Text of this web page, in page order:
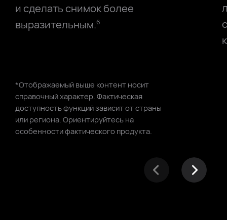
и сделать снимок более
выразительным.6
*Отображаемый выше контент носит
справочный характер. Фактическая
доступность функций зависитот страны
или региона. Ориентируйтесь на
особенности фактического продукта.